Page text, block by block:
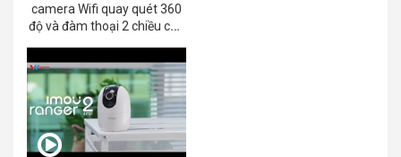
camera Wifi quay quét 360
độ và đàm thoại 2 chiều của